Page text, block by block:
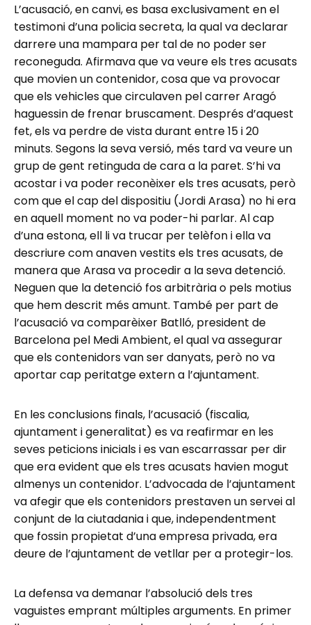
L’acusació, en canvi, es basa exclusivament en el
testimoni d’una policia secreta, la qual va declarar
darrere una mampara per tal de no poder ser
reconeguda. Afirmava que va veure els tres acusats
que movien un contenidor, cosa que va provocar
que els vehicles que circulaven pel carrer Aragó
haguessin de frenar bruscament. Després d’aquest
fet, els va perdre de vista durant entre 15 i 20
minuts. Segons la seva versió, més tard va veure un
grup de gent retinguda de cara a la paret. S’hi va
acostar i va poder reconèixer els tres acusats, però
com que el cap del dispositiu (Jordi Arasa) no hi era
en aquell moment no va poder-hi parlar. Al cap
d’una estona, ell li va trucar per telèfon i ella va
descriure com anaven vestits els tres acusats, de
manera que Arasa va procedir a la seva detenció.
Neguen que la detenció fos arbitrària o pels motius
que hem descrit més amunt. També per part de
l’acusació va comparèixer Batlló, president de
Barcelona pel Medi Ambient, el qual va assegurar
que els contenidors van ser danyats, però no va
aportar cap peritatge extern a l’ajuntament.
En les conclusions finals, l’acusació (fiscalia,
ajuntament i generalitat) es va reafirmar en les
seves peticions inicials i es van escarrassar per dir
que era evident que els tres acusats havien mogut
almenys un contenidor. L’advocada de l’ajuntament
va afegir que els contenidors prestaven un servei al
conjunt de la ciutadania i que, independentment
que fossin propietat d’una empresa privada, era
deure de l’ajuntament de vetllar per a protegir-los.
La defensa va demanar l’absolució dels tres
vaguistes emprant múltiples arguments. En primer